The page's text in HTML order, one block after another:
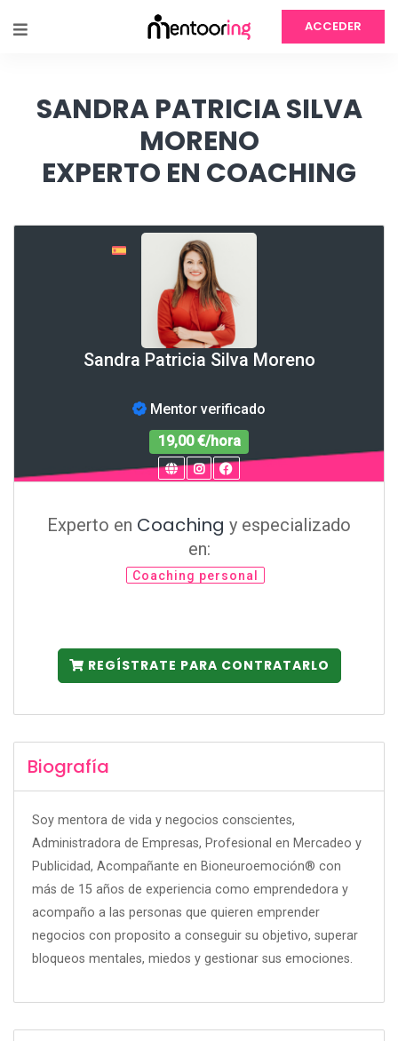
ACCEDER
SANDRA PATRICIA SILVA
MORENO
EXPERTO EN COACHING
Sandra Patricia Silva Moreno
Mentor verificado
19,00 €/hora
Experto en Coaching y especializado
en:
Coaching personal
REGÍSTRATE PARA CONTRATARLO
Biografía
Soy mentora de vida y negocios conscientes,
Administradora de Empresas, Profesional en Mercadeo y
Publicidad, Acompañante en Bioneuroemoción® con
más de 15 años de experiencia como emprendedora y
acompaño a las personas que quieren emprender
negocios con proposito a conseguir su objetivo, superar
bloqueos mentales, miedos y gestionar sus emociones.